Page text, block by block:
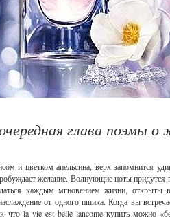
глава поэмы
и цветком апельсина, верх запомнится
желание. Волнующие ноты
каждым мгновением жизни, открыты
от одного пшика. Когда вы
что la vie est belle lancome купить можно